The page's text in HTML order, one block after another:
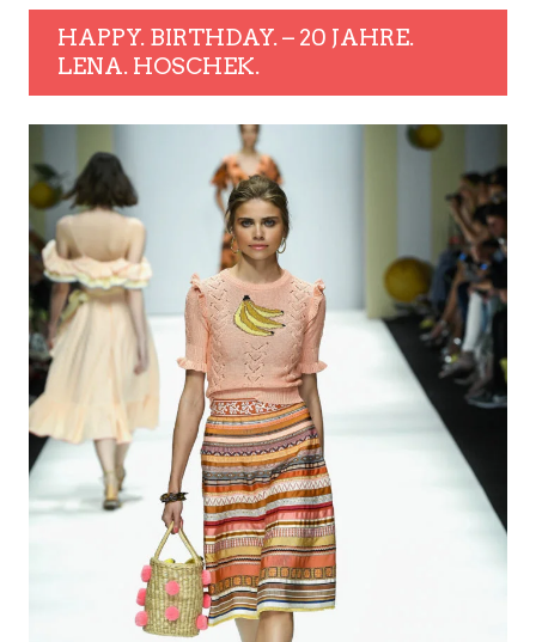
HAPPY. BIRTHDAY. – 20 JAHRE.
LENA. HOSCHEK.